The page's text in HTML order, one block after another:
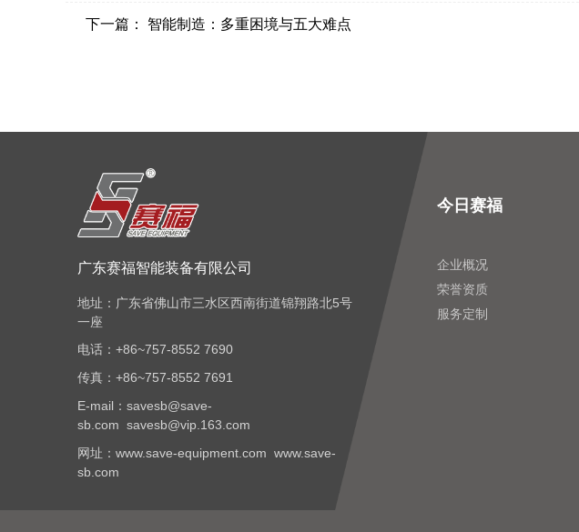
下一篇： 智能制造：多重困境与五大难点
广东赛福智能装备有限公司
地址：广东省佛山市三水区西南街道锦翔路北5号
一座
电话：+86~757-8552 7690
传真：+86~757-8552 7691
E-mail：savesb@save-
sb.com savesb@vip.163.com
网址：www.save-equipment.com www.save-
sb.com
今日赛福
企业概况
荣誉资质
服务定制